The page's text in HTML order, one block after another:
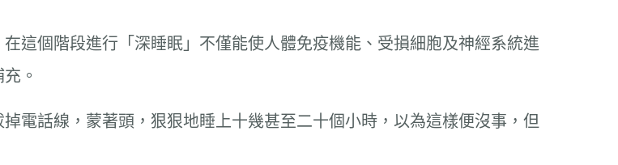
這個階段進行「深睡眠」不僅能使人體免疫機能、受損細胞及神經系統進
。
電話線，蒙著頭，狠狠地睡上十幾甚至二十個小時，以為這樣便沒事，但